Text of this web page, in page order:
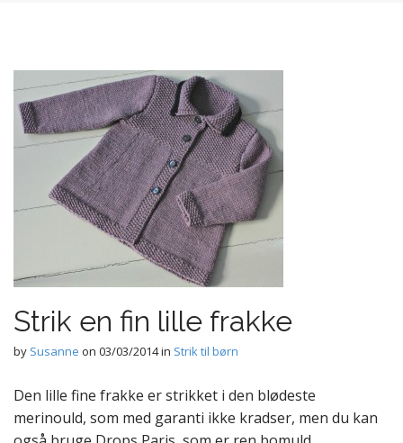
Strik en fin lille frakke
by Susanne on 03/03/2014in Strik til børn
Den lille fine frakke er strikket i den blødeste
merinould, som med garanti ikke kradser, men du kan